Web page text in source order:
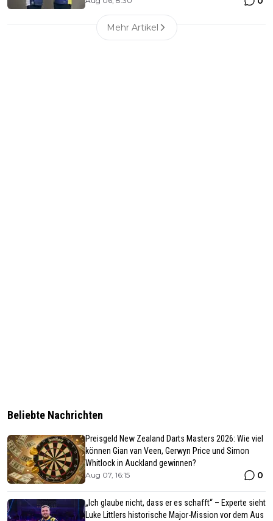
Mehr Artikel
Beliebte Nachrichten
Preisgeld New Zealand Darts Masters 2026: Wie viel
können Gian van Veen, Gerwyn Price und Simon
Whitlock in Auckland gewinnen?
Aug 07, 16:15 0
„Ich glaube nicht, dass er es schafft“ – Experte sieht
Luke Littlers historische Major-Mission vor dem Aus